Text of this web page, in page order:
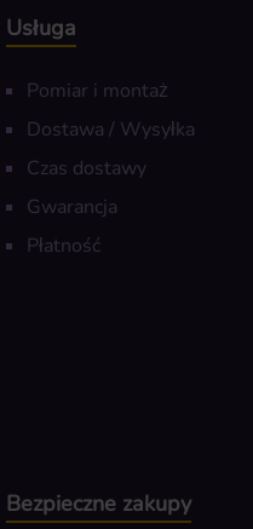
Usługa
Pomiar i montaż
Dostawa / Wysyłka
Czas dostawy
Gwarancja
Płatność
Bezpieczne zakupy